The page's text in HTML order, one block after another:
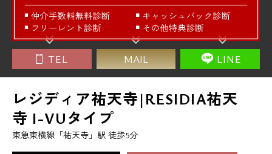
TEL MAIL LINE
レジディア祐天寺|RESIDIA祐天
寺 I-VUタイプ
東急東横線「祐天寺」駅 徒歩5分